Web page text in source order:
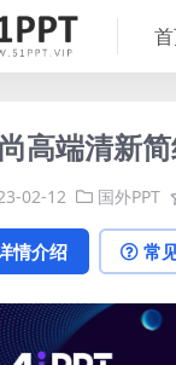
高端清新
02-12 国外PPT
情介绍 常